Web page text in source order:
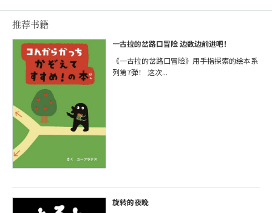
推荐书籍
一古拉的岔路口冒险 边数边前进吧！
《一古拉的岔路口冒险》用手指探索的绘本系
列第7弹！ 这次...
旋转的夜晚